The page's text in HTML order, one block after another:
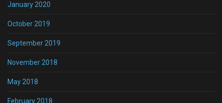
January 2020
October 2019
September 2019
November 2018
May 2018
February 2018